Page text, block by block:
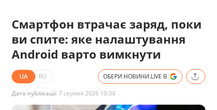
Смартфон втрачає заряд, поки
ви спите: яке налаштування
Android варто вимкнути
UA RU ОБЕРИ НОВИНИ.LIVE В
Дата публікації:7 серпня 2026 10:34